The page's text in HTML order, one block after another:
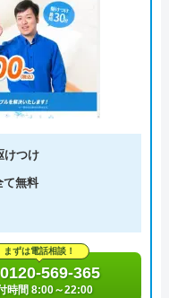
けつけ
て無料
まずは電話相談！
0120-569-365
時間 8:00～22:00